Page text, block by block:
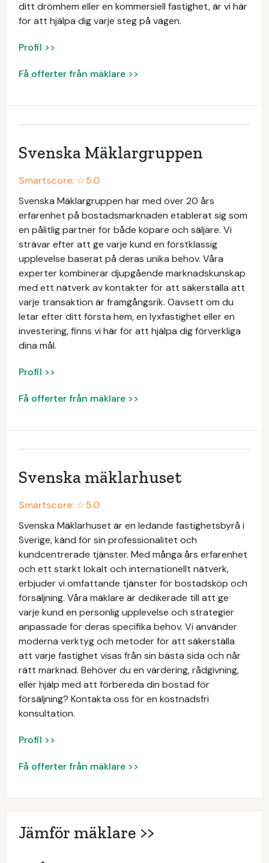
ditt drömhem eller en kommersiell fastighet, är vi här
för att hjälpa dig varje steg på vägen.
Profil >>
Få offerter från mäklare >>
Svenska Mäklargruppen
Smartscore: ☆5.0
Svenska Mäklargruppen har med över 20 års
erfarenhet på bostadsmarknaden etablerat sig som
en pålitlig partner för både köpare och säljare. Vi
strävar efter att ge varje kund en förstklassig
upplevelse baserat på deras unika behov. Våra
experter kombinerar djupgående marknadskunskap
med ett nätverk av kontakter för att säkerställa att
varje transaktion är framgångsrik. Oavsett om du
letar efter ditt första hem, en lyxfastighet eller en
investering, finns vi här för att hjälpa dig förverkliga
dina mål.
Profil >>
Få offerter från mäklare >>
Svenska mäklarhuset
Smartscore: ☆5.0
Svenska Mäklarhuset är en ledande fastighetsbyrå i
Sverige, känd för sin professionalitet och
kundcentrerade tjänster. Med många års erfarenhet
och ett starkt lokalt och internationellt nätverk,
erbjuder vi omfattande tjänster för bostadsköp och
försäljning. Våra mäklare är dedikerade till att ge
varje kund en personlig upplevelse och strategier
anpassade för deras specifika behov. Vi använder
moderna verktyg och metoder för att säkerställa
att varje fastighet visas från sin bästa sida och når
rätt marknad. Behöver du en värdering, rådgivning,
eller hjälp med att förbereda din bostad för
försäljning? Kontakta oss för en kostnadsfri
konsultation.
Profil >>
Få offerter från mäklare >>
Jämför mäklare >>